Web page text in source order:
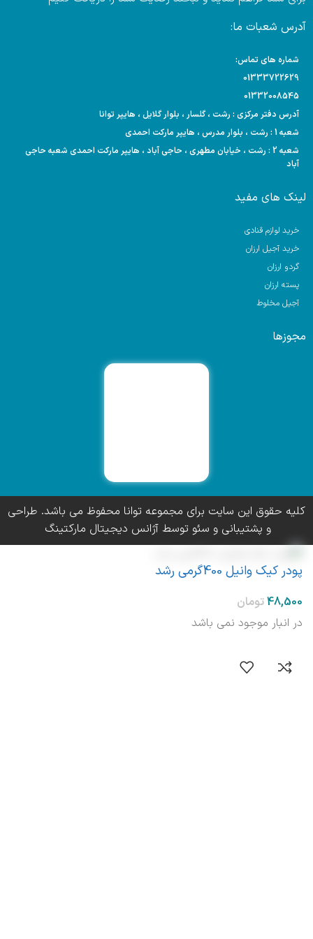
آدرس شعبات ما:
شماره های تماس:
01333722629
01332008545
آدرس دفتر مرکزی : رشت ، گلسار ، بلوار گلایل ، هایپر توانا
شعبه 1 : رشت ، بلوار مدرس ، هایپر مارکت احمدی
شعبه 2 : رشت ، خیابان مطهری ، حاجی آباد ، هایپر مارکت احمدی شعبه حاجی
آباد
لینک های مفید
خرید لوازم قنادی
خرید آجیل ارزان
گردو ارزان
پسته ارزان
آجیل مخلوط
مجوزها
کلیه حقوق این سایت برای مجموعه توانا محفوظ می باشد. طراحی
و پشتیبانی و سئو توسط آژانس دیجیتال مارکتینگ
پودر کیک وانیل 400گرمی رشد
در انبار موجود نمی باشد